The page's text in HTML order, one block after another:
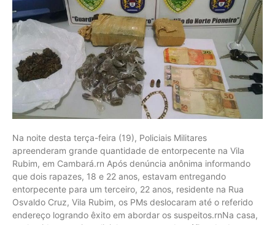
Na noite desta terça-feira (19), Policiais Militares
apreenderam grande quantidade de entorpecente na Vila
Rubim, em Cambará.rn Após denúncia anônima informando
que dois rapazes, 18 e 22 anos, estavam entregando
entorpecente para um terceiro, 22 anos, residente na Rua
Osvaldo Cruz, Vila Rubim, os PMs deslocaram até o referido
endereço logrando êxito em abordar os suspeitos.rnNa casa,